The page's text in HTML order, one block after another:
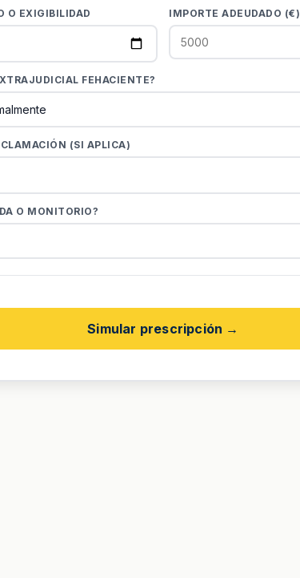
O EXIGIBILIDAD IMPORTE ADEUDADO (€)
FEHACIENTE?
(SI APLICA)
O MONITORIO?
Simular prescripción →